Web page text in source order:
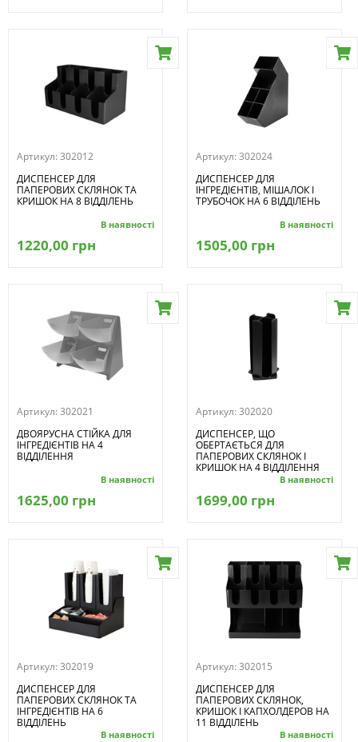
Артикул: 302012
ДИСПЕНСЕР ДЛЯ
ПАПЕРОВИХ СКЛЯНОК ТА
КРИШОК НА 8 ВІДДІЛЕНЬ
В наявності
1220,00 грн
Артикул: 302024
ДИСПЕНСЕР ДЛЯ
ІНГРЕДІЄНТІВ, МІШАЛОК І
ТРУБОЧОК НА 6 ВІДДІЛЕНЬ
В наявності
1505,00 грн
Артикул: 302021
ДВОЯРУСНА СТІЙКА ДЛЯ
ІНГРЕДІЄНТІВ НА 4
ВІДДІЛЕННЯ
В наявності
1625,00 грн
Артикул: 302020
ДИСПЕНСЕР, ЩО
ОБЕРТАЄТЬСЯ ДЛЯ
ПАПЕРОВИХ СКЛЯНОК І
КРИШОК НА 4 ВІДДІЛЕННЯ
В наявності
1699,00 грн
Артикул: 302019
ДИСПЕНСЕР ДЛЯ
ПАПЕРОВИХ СКЛЯНОК ТА
ІНГРЕДІЄНТІВ НА 6
ВІДДІЛЕНЬ
В наявності
Артикул: 302015
ДИСПЕНСЕР ДЛЯ
ПАПЕРОВИХ СКЛЯНОК,
КРИШОК І КАПХОЛДЕРОВ НА
11 ВІДДІЛЕНЬ
В наявності